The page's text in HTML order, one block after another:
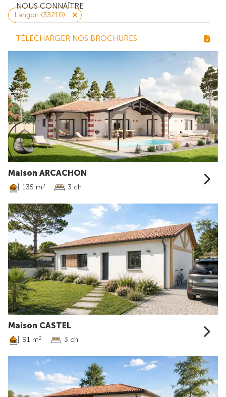
NOUS CONNAÎTRE
TÉLÉCHARGER NOS BROCHURES
Langon (33210)
Maison ARCACHON
135 m2 3 ch
Maison CASTEL
91 m2 3 ch